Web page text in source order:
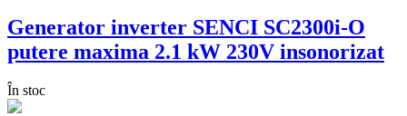
Generator inverter SENCI SC2300i-O
putere maxima 2.1 kW 230V insonorizat
În stoc